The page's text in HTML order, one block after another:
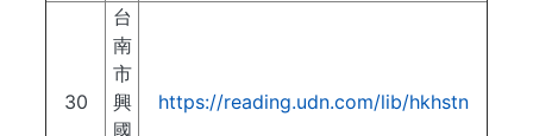
30
台
南
市
興
國
https://reading.udn.com/lib/hkhstn